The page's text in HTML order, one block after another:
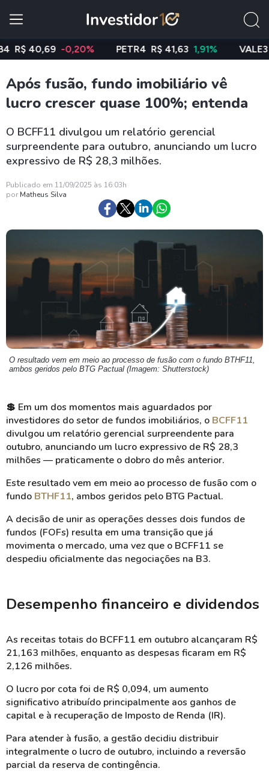
-0,20% PETR4 R$ 41,63 1,91% VALE3 R$
Após fusão, fundo imobiliário vê
lucro crescer quase 100%; entenda
O BCFF11 divulgou um relatório gerencial
surpreendente para outubro, anunciando um lucro
expressivo de R$ 28,3 milhões.
Publicado em 11/09/2025 às 16:03h
por Matheus Silva
O resultado vem em meio ao processo de fusão com o fundo BTHF11,
ambos geridos pelo BTG Pactual (Imagem: Shutterstock)
💲 Em um dos momentos mais aguardados por
investidores do setor de fundos imobiliários, o BCFF11
divulgou um relatório gerencial surpreendente para
outubro, anunciando um lucro expressivo de R$ 28,3
milhões — praticamente o dobro do mês anterior.
Este resultado vem em meio ao processo de fusão com o
fundo BTHF11, ambos geridos pelo BTG Pactual.
A decisão de unir as operações desses dois fundos de
fundos (FOFs) resulta em uma transição que já
movimenta o mercado, uma vez que o BCFF11 se
despediu oficialmente das negociações na B3.
Desempenho financeiro e dividendos
As receitas totais do BCFF11 em outubro alcançaram R$
21,163 milhões, enquanto as despesas ficaram em R$
2,126 milhões.
O lucro por cota foi de R$ 0,094, um aumento
significativo atribuído principalmente aos ganhos de
capital e à recuperação de Imposto de Renda (IR).
Para atender à fusão, a gestão decidiu distribuir
integralmente o lucro de outubro, incluindo a reversão
parcial da reserva de contingência.